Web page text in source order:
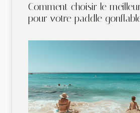
Comment choisir le
pour votre paddle